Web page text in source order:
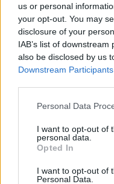
us or personal
your opt-out. You may
disclosure of your
IAB’s list of
also be disclosed by us
Downstream Participants
Please note that this
not limited to your visit
grant or deny consent
use your data for below
consent section.
Personal Data
I want to opt-out of
personal data.
Opted In
I want to opt-out of
Personal Data.